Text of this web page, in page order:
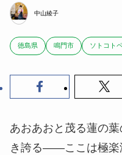
中山綾子
徳島県 鳴門市 ソトコト
あおあおと茂る蓮の
き誇る――ここは極楽